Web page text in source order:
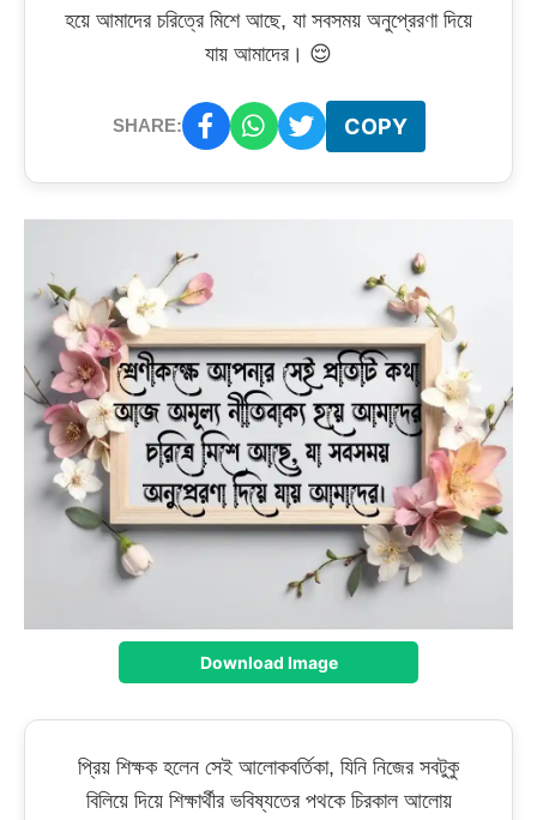
হয়ে আমাদের চরিত্রে মিশে আছে, যা সবসময় অনুপ্রেরণা দিয়ে
যায় আমাদের। 😌
SHARE: COPY
Download Image
প্রিয় শিক্ষক হলেন সেই আলোকবর্তিকা, যিনি নিজের সবটুকু
বিলিয়ে দিয়ে শিক্ষার্থীর ভবিষ্যতের পথকে চিরকাল আলোয়